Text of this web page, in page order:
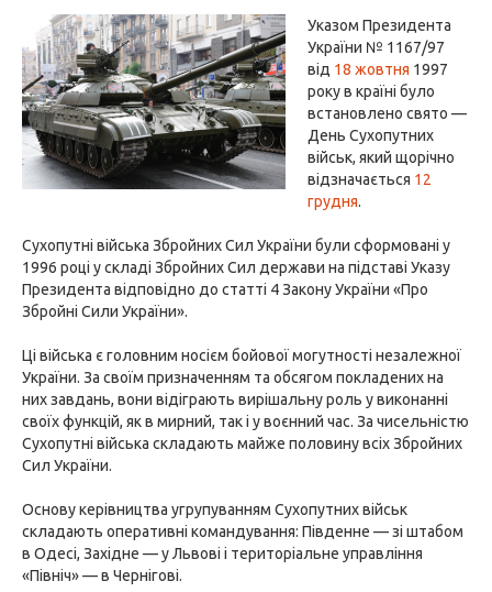
Указом Президента
України № 1167/97
від 18 жовтня 1997
року в країні було
встановлено свято —
День Сухопутних
військ, який щорічно
відзначається 12
грудня.
Сухопутні війська Збройних Сил України були сформовані у
1996 році у складі Збройних Сил держави на підставі Указу
Президента відповідно до статті 4 Закону України «Про
Збройні Сили України».
Ці війська є головним носієм бойової могутності незалежної
України. За своїм призначенням та обсягом покладених на
них завдань, вони відіграють вирішальну роль у виконанні
своїх функцій, як в мирний, так і у воєнний час. За чисельністю
Сухопутні війська складають майже половину всіх Збройних
Сил України.
Основу керівництва угрупуванням Сухопутних військ
складають оперативні командування: Південне — зі штабом
в Одесі, Західне — у Львові і територіальне управління
«Північ» — в Чернігові.